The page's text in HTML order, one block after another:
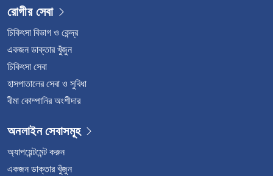
রোগীর সেবা
চিকিৎসা বিভাগ ও কেন্দ্র
একজন ডাক্তার খুঁজুন
চিকিৎসা সেবা
হাসপাতালের সেবা ও সুবিধা
বীমা কোম্পানির অংশীদার
অনলাইন সেবাসমূহ
অ্যাপয়েন্টমেন্ট করুন
একজন ডাক্তার খুঁজুন